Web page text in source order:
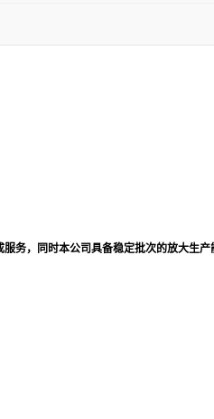
务，同时本公司具备稳定批次的放大生